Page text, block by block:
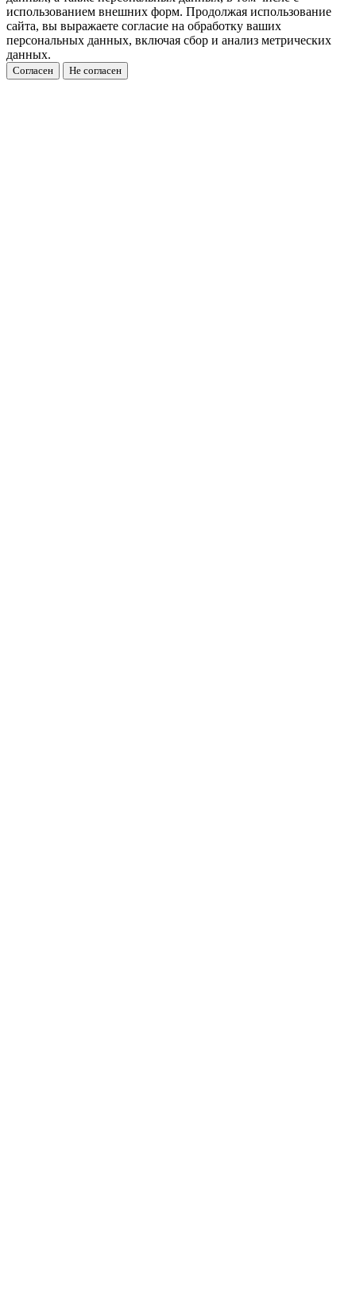
использованием внешних форм. Продолжая использование
сайта, вы выражаете согласие на обработку ваших
персональных данных, включая сбор и анализ метрических
данных.
Согласен Не согласен